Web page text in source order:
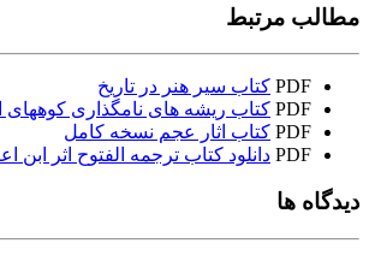
مطالب مرتبط
PDF کتاب سیر هنر در تاریخ
PDF کتاب ریشه های نامگذاری کوههای
PDF کتاب اثار عجم نسخه کامل
PDF دانلود کتاب ترجمه الفتوح اثر ابن
دیدگاه ها